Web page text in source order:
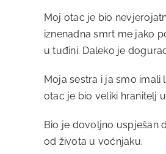
Moj otac je bio
iznenadna smrt me jako
u tuđini. Daleko je
Moja sestra i ja smo
otac je bio veliki hranitelj
Bio je dovoljno uspješan
od života u voćnjaku.